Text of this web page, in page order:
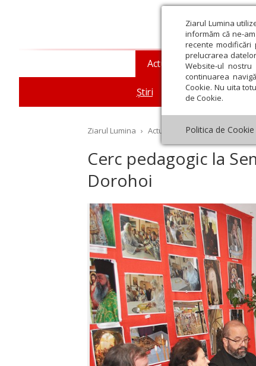
Ziarul Lumina
informăm că ne-
recente modificări
prelucrarea
Website-ul
continuarea
Cookie. Nu uita
de Cookie.
Politica de Cookie
Actualitate religioasă
Știri Mesaje și
Ziarul Lumina › Actualitate religioasă › Știri ›
Cerc pedagogic la
Dorohoi